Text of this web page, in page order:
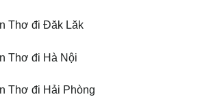
Thơ đi Đăk Lăk
Thơ đi Hà Nội
Thơ đi Hải Phòng